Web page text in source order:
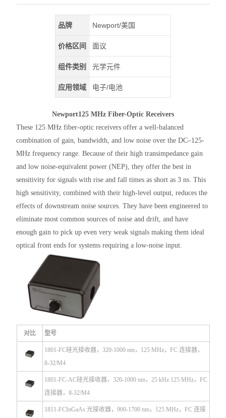
品牌 Newport/美国
价格区间 面议
组件类别 光学元件
应用领域 电子/电池
Newport125 MHz Fiber-Optic Receivers
These 125 MHz fiber-optic receivers offer a well-balanced
combination of gain, bandwidth, and low noise over the DC–125-
MHz frequency range. Because of their high transimpedance gain
and low noise-equivalent power (NEP), they offer the best in
sensitivity for signals with rise and fall times as short as 3 ns. This
high sensitivity, combined with their high-level output, reduces the
effects of downstream noise sources. They have been engineered to
eliminate most common sources of noise and drift, and have
enough gain to pick up even very weak signals making them ideal
optical front ends for systems requiring a low-noise input.
对比 型号
1801-FC硅光接收器，320-1000 nm，125 MHz，FC 连接器，
8-32/M4
1801-FC-AC硅光接收器，320-1000 nm，25 kHz 125 MHz，FC
连接器，8-32/M4
1811-FCInGaAs 光接收器，900-1700 nm，125 MHz，FC 连接